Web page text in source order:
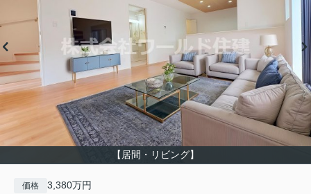
【居間・リビング】
価格 3,380万円